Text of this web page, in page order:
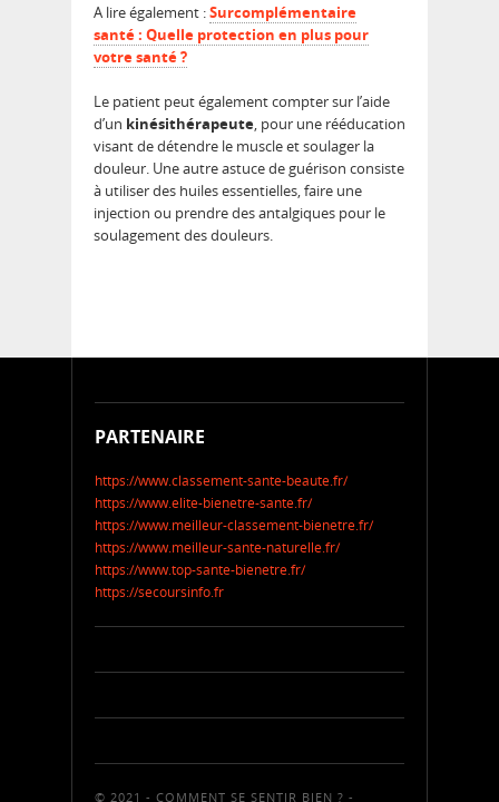
A lire également :Surcomplémentaire
santé : Quelle protection en plus pour
votre santé ?
Le patient peut également compter sur l’aide
d’un kinésithérapeute , pour une rééducation
visant de détendre le muscle et soulager la
douleur. Une autre astuce de guérison consiste
à utiliser des huiles essentielles, faire une
injection ou prendre des antalgiques pour le
soulagement des douleurs.
PARTENAIRE
https://www.classement-sante-beaute.fr/
https://www.elite-bienetre-sante.fr/
https://www.meilleur-classement-bienetre.fr/
https://www.meilleur-sante-naturelle.fr/
https://www.top-sante-bienetre.fr/
https://secoursinfo.fr
© 2021 - COMMENT SE SENTIR BIEN ? -